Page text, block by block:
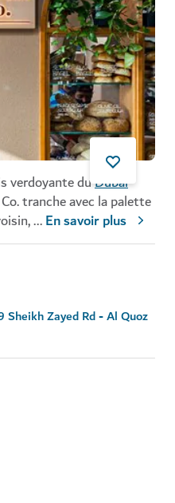
verdoyante duDubai
tranche avec la palette
...En savoir plus
Zayed Rd - Al Quoz